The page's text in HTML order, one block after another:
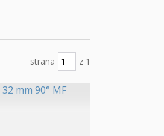
strana z 1